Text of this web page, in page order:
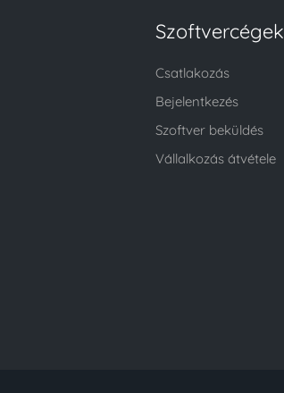
Szoftvercégek
Csatlakozás
Bejelentkezés
Szoftver beküldés
Vállalkozás átvétele